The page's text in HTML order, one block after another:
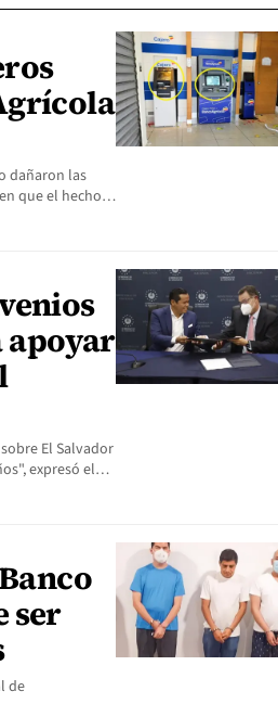
dañaron las
que el hecho…
apoyar
El Salvador
expresó el…
ser
de